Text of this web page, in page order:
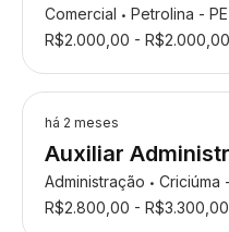
Comercial • Petrolina - PE
R$2.000,00 - R$2.000,00
há 2 meses
Auxiliar
Administração • Criciúma
R$2.800,00 - R$3.300,00